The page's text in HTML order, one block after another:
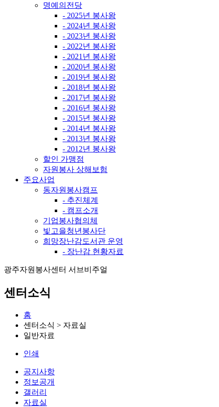
명예의전당
- 2025년 봉사왕
- 2024년 봉사왕
- 2023년 봉사왕
- 2022년 봉사왕
- 2021년 봉사왕
- 2020년 봉사왕
- 2019년 봉사왕
- 2018년 봉사왕
- 2017년 봉사왕
- 2016년 봉사왕
- 2015년 봉사왕
- 2014년 봉사왕
- 2013년 봉사왕
- 2012년 봉사왕
할인 가맹점
자원봉사 상해보험
주요사업
동자원봉사캠프
- 추진체계
- 캠프소개
기업봉사협의체
빛고을청년봉사단
희망장난감도서관 운영
- 장난감 현황자료
광주자원봉사센터 서브비주얼
센터소식
홈
센터소식 > 자료실
일반자료
인쇄
공지사항
정보공개
갤러리
자료실